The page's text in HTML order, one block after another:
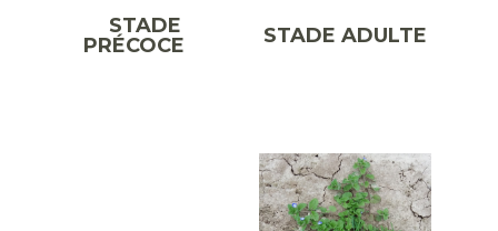
STADE
PRÉCOCE
STADE ADULTE